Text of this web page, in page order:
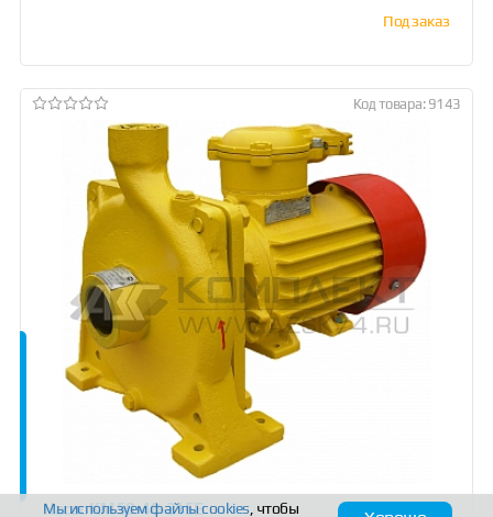
Под заказ
Код товара: 9143
Насос КМ 50-40-215Е
Мы используем файлыcookies , чтобы